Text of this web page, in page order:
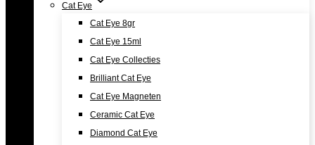
Cat Eye
Cat Eye 8gr
Cat Eye 15ml
Cat Eye Collecties
Brilliant Cat Eye
Cat Eye Magneten
Ceramic Cat Eye
Diamond Cat Eye